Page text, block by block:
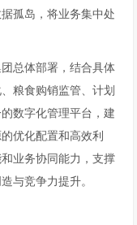
孤岛，将业务集中处
总体部署，结合具体
粮食购销监管、计划
数字化管理平台，建
优化配置和高效利
业务协同能力，支撑
与竞争力提升。